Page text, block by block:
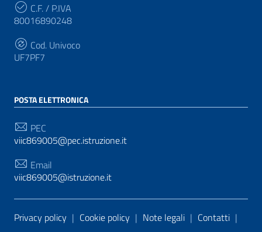
C.F. / P.IVA
80016890248
Cod. Univoco
UF7PF7
POSTA ELETTRONICA
PEC
viic869005@pec.istruzione.it
Email
viic869005@istruzione.it
Sezione Link Utili
Privacy policy | Cookie policy | Note legali | Contatti |